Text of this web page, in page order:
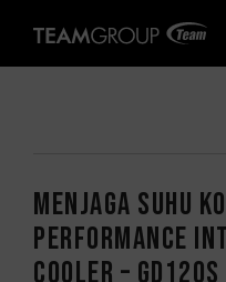
Menjaga Suhu
Performance
Cooler –